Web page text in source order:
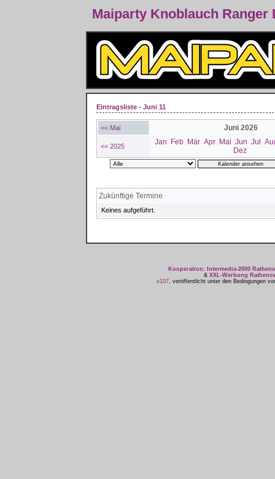
Maiparty Knoblauch Ranger
Eintragsliste - Juni 11
<< Mai Juni 2026
<< 2025 Jan Feb Mär Apr Mai Jun Jul
Dez
Zukünftige Termine
Keines aufgeführt.
Kooperation: Intermedia-2000
& XXL-Werbung
e107, veröffentlicht unter den Bedingungen